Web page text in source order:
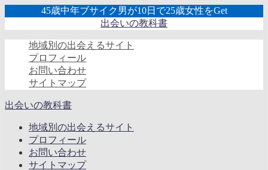
45歳中年ブサイク男が10日で25歳女性をGet
出会いの教科書
地域別の出会えるサイト
プロフィール
お問い合わせ
サイトマップ
出会いの教科書
地域別の出会えるサイト
プロフィール
お問い合わせ
サイトマップ